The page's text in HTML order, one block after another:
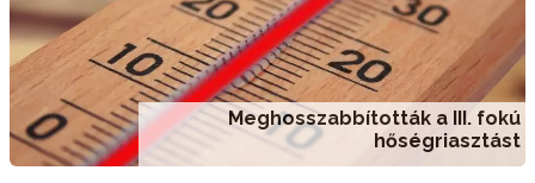
Meghosszabbították a III. fokú
hőségriasztást